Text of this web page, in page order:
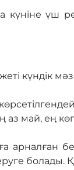
үш
күндік
май, ең
арналған
болады.